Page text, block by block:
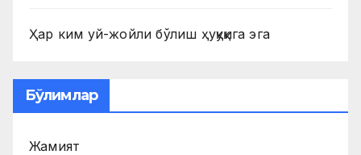
Ҳар ким уй-жойли бўлиш ҳуқуқига эга
Бўлимлар
Жамият